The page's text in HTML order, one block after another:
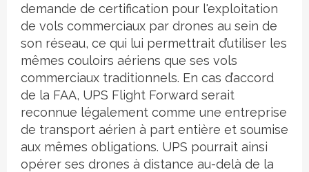
demande de certification pour l'exploitation
de vols commerciaux par drones au sein de
son réseau, ce qui lui permettrait d’utiliser les
mêmes couloirs aériens que ses vols
commerciaux traditionnels. En cas d’accord
de la FAA, UPS Flight Forward serait
reconnue légalement comme une entreprise
de transport aérien à part entière et soumise
aux mêmes obligations. UPS pourrait ainsi
opérer ses drones à distance au-delà de la